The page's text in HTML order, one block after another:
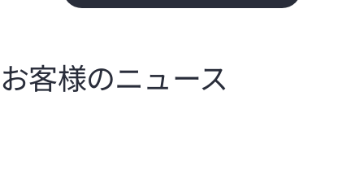
お客様のニュース